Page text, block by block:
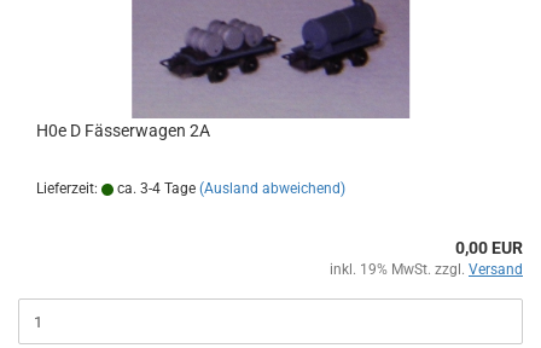
H0e D Fässerwagen 2A
Lieferzeit: ca. 3-4 Tage (Ausland abweichend)
0,00 EUR
inkl. 19% MwSt. zzgl. Versand